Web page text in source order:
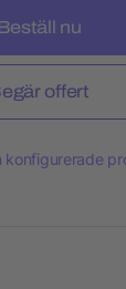
Beställ nu
offert
konfigurerade